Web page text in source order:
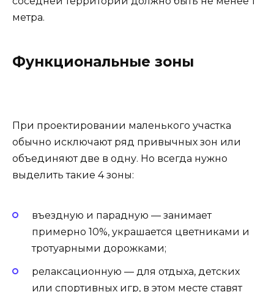
метра.
Функциональные зоны
При проектировании маленького участка
обычно исключают ряд привычных зон или
объединяют две в одну. Но всегда нужно
выделить такие 4 зоны:
въездную и парадную — занимает
примерно 10%, украшается цветниками и
тротуарными дорожками;
релаксационную — для отдыха, детских
или спортивных игр, в этом месте ставят